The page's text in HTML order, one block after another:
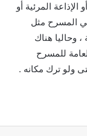
المرئية أو
المسرح مثل
وحاليا هناك
للمسرح
ولو ترك مكانه .